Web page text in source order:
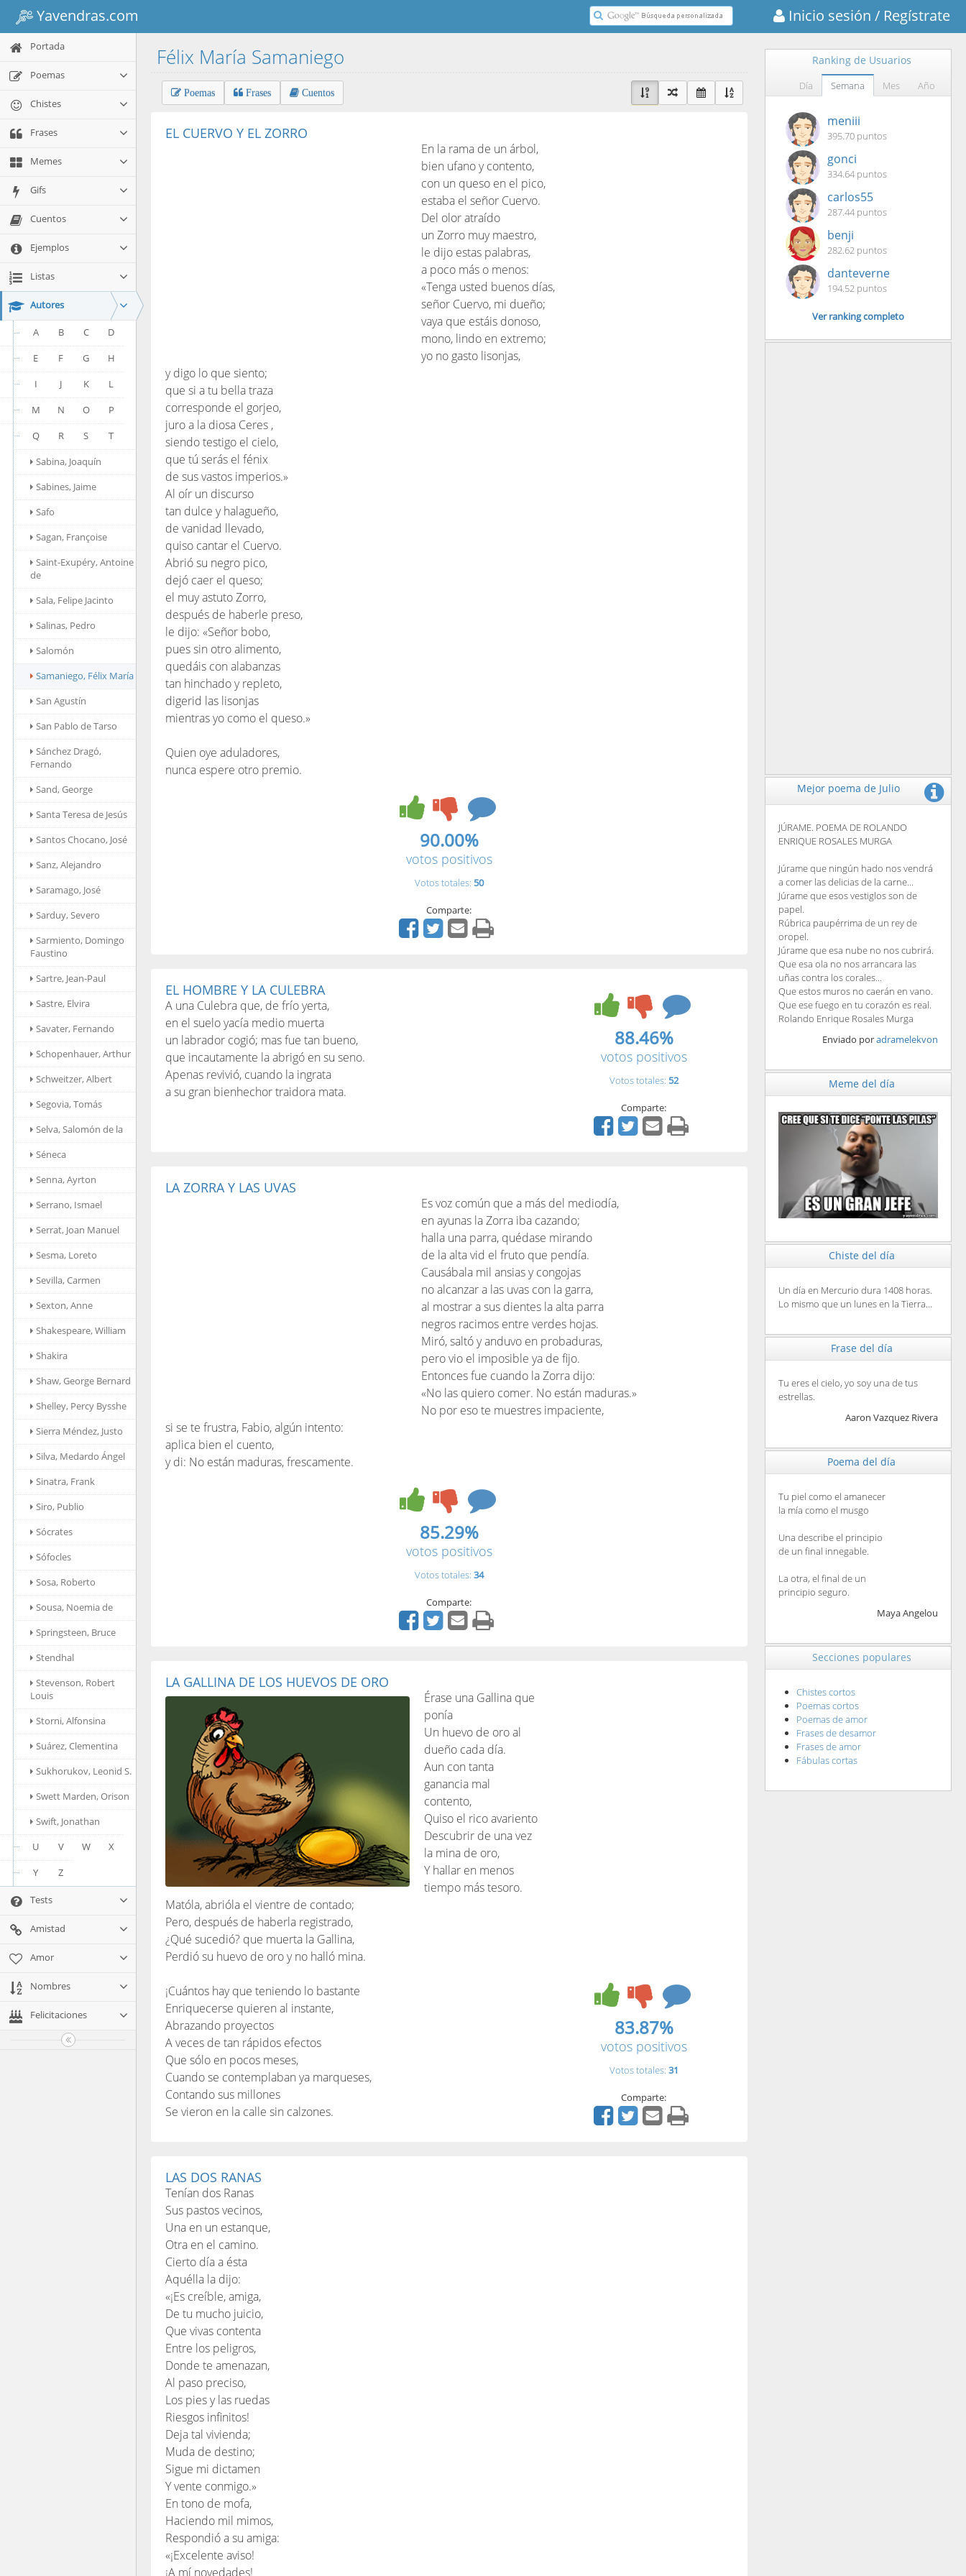
Yavendras.com Inicio sesión / Regístrate
Portada
Poemas
Chistes
Frases
Memes
Gifs
Cuentos
Ejemplos
Listas
Autores
A B C
D
E
F G
H
I
J K
L
M
N O
P
Q
R S
T
Sabina, Joaquín
Sabines, Jaime
Safo
Sagan, Françoise
Saint-Exupéry, Antoine
de
Sala, Felipe Jacinto
Salinas, Pedro
Salomón
Samaniego, Félix María
San Agustín
San Pablo de Tarso
Sánchez Dragó,
Fernando
Sand, George
Santa Teresa de Jesús
Santos Chocano, José
Sanz, Alejandro
Saramago, José
Sarduy, Severo
Sarmiento, Domingo
Faustino
Sartre, Jean-Paul
Sastre, Elvira
Savater, Fernando
Schopenhauer, Arthur
Schweitzer, Albert
Segovia, Tomás
Selva, Salomón de la
Séneca
Senna, Ayrton
Serrano, Ismael
Serrat, Joan Manuel
Sesma, Loreto
Sevilla, Carmen
Sexton, Anne
Shakespeare, William
Shakira
Shaw, George Bernard
Shelley, Percy Bysshe
Sierra Méndez, Justo
Silva, Medardo Ángel
Sinatra, Frank
Siro, Publio
Sócrates
Sófocles
Sosa, Roberto
Sousa, Noemia de
Springsteen, Bruce
Stendhal
Stevenson, Robert
Louis
Storni, Alfonsina
Suárez, Clementina
Sukhorukov, Leonid S.
Swett Marden, Orison
Swift, Jonathan
U
V W
X
Y
Z
Tests
Amistad
Amor
Nombres
Felicitaciones
Félix María Samaniego
Poemas Frases Cuentos
EL CUERVO Y EL ZORRO
En la rama de un árbol,
bien ufano y contento,
con un queso en el pico,
estaba el señor Cuervo.
Del olor atraído
un Zorro muy maestro,
le dijo estas palabras,
a poco más o menos:
«Tenga usted buenos días,
señor Cuervo, mi dueño;
vaya que estáis donoso,
mono, lindo en extremo;
yo no gasto lisonjas,
y digo lo que siento;
que si a tu bella traza
corresponde el gorjeo,
juro a la diosa Ceres ,
siendo testigo el cielo,
que tú serás el fénix
de sus vastos imperios.»
Al oír un discurso
tan dulce y halagueño,
de vanidad llevado,
quiso cantar el Cuervo.
Abrió su negro pico,
dejó caer el queso;
el muy astuto Zorro,
después de haberle preso,
le dijo: «Señor bobo,
pues sin otro alimento,
quedáis con alabanzas
tan hinchado y repleto,
digerid las lisonjas
mientras yo como el queso.»
Quien oye aduladores,
nunca espere otro premio.
90.00%
votos positivos
Votos totales: 50
Comparte:
EL HOMBRE Y LA CULEBRA
A una Culebra que, de frío yerta,
en el suelo yacía medio muerta
un labrador cogió; mas fue tan bueno,
que incautamente la abrigó en su seno.
Apenas revivió, cuando la ingrata
a su gran bienhechor traidora mata.
88.46%
votos positivos
Votos totales: 52
Comparte:
LA ZORRA Y LAS UVAS
Es voz común que a más del mediodía,
en ayunas la Zorra iba cazando;
halla una parra, quédase mirando
de la alta vid el fruto que pendía.
Causábala mil ansias y congojas
no alcanzar a las uvas con la garra,
al mostrar a sus dientes la alta parra
negros racimos entre verdes hojas.
Miró, saltó y anduvo en probaduras,
pero vio el imposible ya de fijo.
Entonces fue cuando la Zorra dijo:
«No las quiero comer. No están maduras.»
No por eso te muestres impaciente,
si se te frustra, Fabio, algún intento:
aplica bien el cuento,
y di: No están maduras, frescamente.
85.29%
votos positivos
Votos totales: 34
Comparte:
LA GALLINA DE LOS HUEVOS DE ORO
Érase una Gallina que
ponía
Un huevo de oro al
dueño cada día.
Aun con tanta
ganancia mal
contento,
Quiso el rico avariento
Descubrir de una vez
la mina de oro,
Y hallar en menos
tiempo más tesoro.
Matóla, abrióla el vientre de contado;
Pero, después de haberla registrado,
¿Qué sucedió? que muerta la Gallina,
Perdió su huevo de oro y no halló mina.
¡Cuántos hay que teniendo lo bastante
Enriquecerse quieren al instante,
Abrazando proyectos
A veces de tan rápidos efectos
Que sólo en pocos meses,
Cuando se contemplaban ya marqueses,
Contando sus millones
Se vieron en la calle sin calzones.
83.87%
votos positivos
Votos totales: 31
Comparte:
LAS DOS RANAS
Tenían dos Ranas
Sus pastos vecinos,
Una en un estanque,
Otra en el camino.
Cierto día a ésta
Aquélla la dijo:
«¡Es creíble, amiga,
De tu mucho juicio,
Que vivas contenta
Entre los peligros,
Donde te amenazan,
Al paso preciso,
Los pies y las ruedas
Riesgos infinitos!
Deja tal vivienda;
Muda de destino;
Sigue mi dictamen
Y vente conmigo.»
En tono de mofa,
Haciendo mil mimos,
Respondió a su amiga:
«¡Excelente aviso!
¡A mí novedades!
Ranking de Usuarios
Día Semana Mes Año
meniii
395.70 puntos
gonci
334.64 puntos
carlos55
287.44 puntos
benji
282.62 puntos
danteverne
194.52 puntos
Ver ranking completo
Mejor poema de Julio
JÚRAME. POEMA DE ROLANDO
ENRIQUE ROSALES MURGA
Júrame que ningún hado nos vendrá
a comer las delicias de la carne...
Júrame que esos vestiglos son de
papel.
Rúbrica paupérrima de un rey de
oropel.
Júrame que esa nube no nos cubrirá.
Que esa ola no nos arrancara las
uñas contra los corales...
Que estos muros no caerán en vano.
Que ese fuego en tu corazón es real.
Rolando Enrique Rosales Murga
Enviado poradramelekvon
Meme del día
Chiste del día
Un día en Mercurio dura 1408 horas.
Lo mismo que un lunes en la Tierra...
Frase del día
Tu eres el cielo, yo soy una de tus
estrellas.
Aaron Vazquez Rivera
Poema del día
Tu piel como el amanecer
la mía como el musgo
Una describe el principio
de un final innegable.
La otra, el final de un
principio seguro.
Maya Angelou
Secciones populares
Chistes cortos
Poemas cortos
Poemas de amor
Frases de desamor
Frases de amor
Fábulas cortas